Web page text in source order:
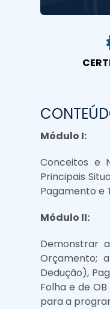
Módulo I:
Conceitos e
Principais
Pagamento e
Módulo II:
Demonstrar
Orçamento;
Dedução),
Folha e de
para a